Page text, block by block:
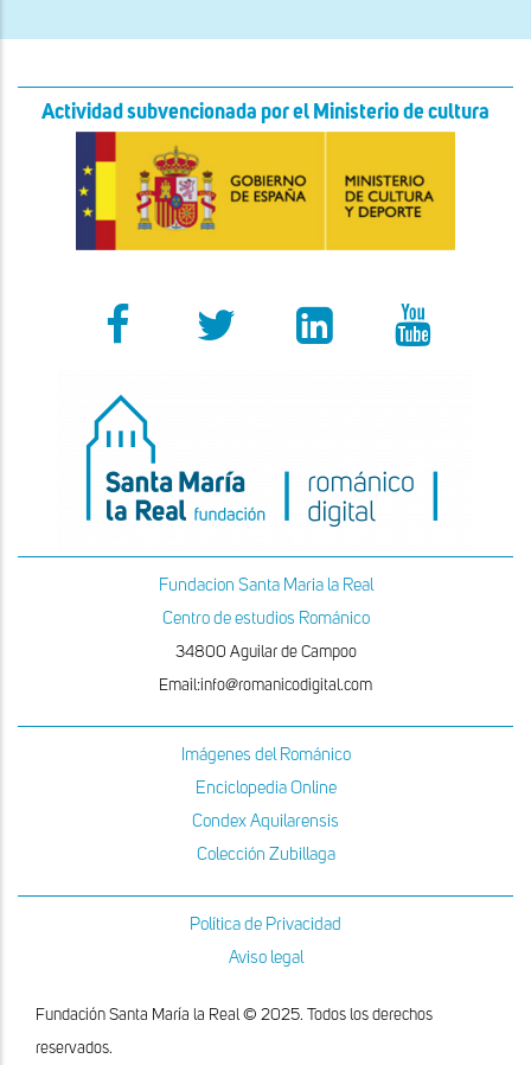
Actividad subvencionada por el Ministerio de cultura
Fundacion Santa Maria la Real
Centro de estudios Románico
34800 Aguilar de Campoo
Email:info@romanicodigital.com
Imágenes del Románico
Enciclopedia Online
Condex Aquilarensis
Colección Zubillaga
Política de Privacidad
Aviso legal
Fundación Santa María la Real © 2025. Todos los derechos
reservados.